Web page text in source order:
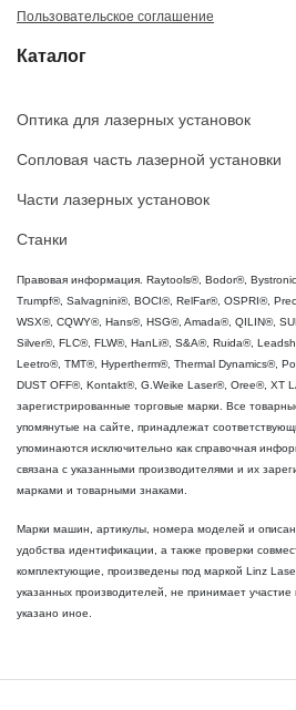
Пользовательское соглашение
Каталог
Оптика для лазерных установок
Сопловая часть лазерной установки
Части лазерных установок
Станки
Правовая информация. Raytools®, Bodor®,
Trumpf®, Salvagnini®, BOCI®, RelFar®, OSPRI®,
WSX®, CQWY®, Hans®, HSG®, Amada®, QILIN®,
Silver®, FLC®, FLW®, HanLi®, S&A®, Ruida®,
Leetro®, TMT®, Hypertherm®, Thermal Dynamics®,
DUST OFF®, Kontakt®, G.Weike Laser®, Oree®, XT
зарегистрированные торговые марки. Все
упомянутые на сайте, принадлежат
упоминаются исключительно как справочная
связана с указанными производителями и их
марками и товарными знаками.
Марки машин, артикулы, номера моделей и
удобства идентификации, а также проверки
комплектующие, произведены под маркой Linz
указанных производителей, не принимает
указано иное.